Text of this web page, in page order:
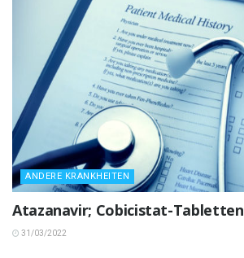
ANDERE KRANKHEITEN
Atazanavir; Cobicistat-Tabletten
31/03/2022